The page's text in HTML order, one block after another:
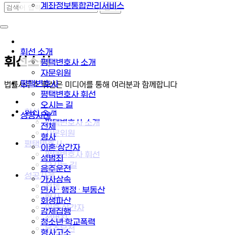
계좌정보통합관리서비스
휘선 소개
평택변호사 소개
자문위원
평택변호사
평택변호사 휘선
오시는 길
성공사례
전체
형사
이혼·상간자
성범죄
음주운전
가사상속
민사 · 행정 · 부동산
회생파산
강제집행
청소년·학교폭력
형사고소
휘선소식
법률사무소 휘선은 미디어를 통해 여러분과 함께합니다
휘선 소개
평택변호사 소개
자문위원
평택변호사
평택변호사 휘선
오시는 길
성공사례
전체
형사
이혼·상간자
성범죄
음주운전